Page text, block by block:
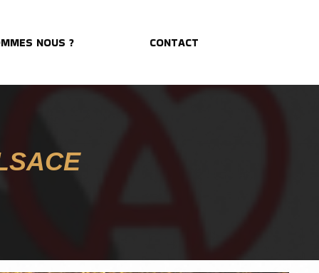
NOUS ? CONTACT